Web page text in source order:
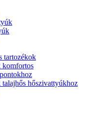
tartozékok
komfortos
talajhős hőszivattyúkhoz